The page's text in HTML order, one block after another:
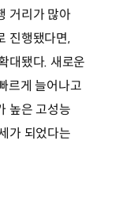
거리가 많아
진행됐다면,
대됐다. 새로운
르게 늘어나고
높은 고성능
가 되었다는